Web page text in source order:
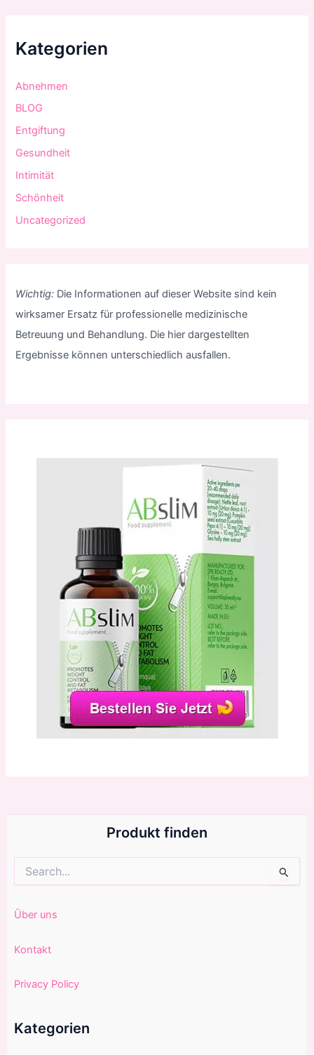
Kategorien
Abnehmen
BLOG
Entgiftung
Gesundheit
Intimität
Schönheit
Uncategorized
Wichtig: Die Informationen auf dieser Website sind kein
wirksamer Ersatz für professionelle medizinische
Betreuung und Behandlung. Die hier dargestellten
Ergebnisse können unterschiedlich ausfallen.
Produkt finden
nach:
Über uns
Kontakt
Privacy Policy
Kategorien